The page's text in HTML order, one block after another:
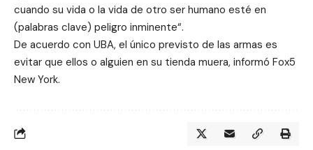
cuando su vida o la vida de otro ser humano esté en
(palabras clave) peligro inminente“.
De acuerdo con UBA, el único previsto de las armas es
evitar que ellos o alguien en su tienda muera, informó Fox5
New York.